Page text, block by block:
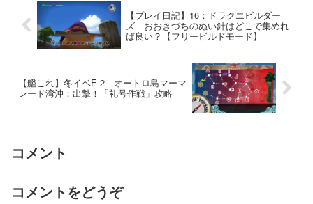
【プレイ日記】16：ドラクエビルダー
ズ おおきづちのぬい針はどこで集めれ
ば良い？【フリービルドモード】
【艦これ】冬イベE-2 オートロ島マーマ
レード湾沖：出撃！「礼号作戦」攻略
コメント
コメントをどうぞ